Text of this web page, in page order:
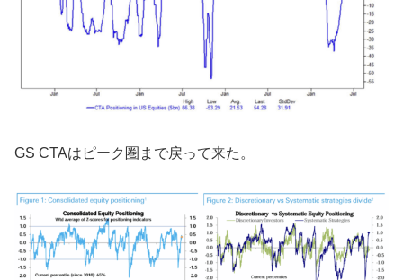
GS CTAはピーク圏まで戻って来た。